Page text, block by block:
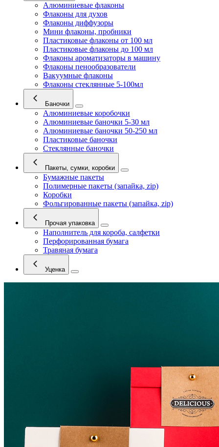
Алюминиевые флаконы
Флаконы для духов
Флаконы диффузоры
Мини флаконы, пробники
Пластиковые флаконы от 100 мл
Пластиковые флаконы до 100 мл
Флаконы ароматизаторы в машину
Флаконы пенообразователи
Вакуумные флаконы
Флаконы стеклянные 5-100мл
Баночки
Алюминиевые коробочки
Алюминиевые баночки 5-30 мл
Алюминиевые баночки 50-250 мл
Пластиковые баночки
Стеклянные баночки
Пакеты, сумки, коробки
Бумажные пакеты
Полимерные пакеты (запайка, zip)
Коробки
Фольгированные пакеты (запайка, zip)
Прочая упаковка
Наполнитель для короба, салфетки
Перфорированная бумага
Травяная бумага
Уценка